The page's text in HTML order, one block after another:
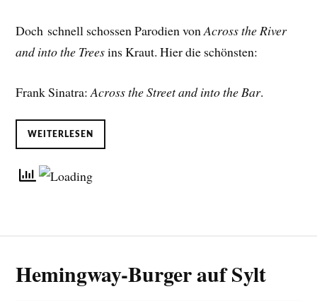
Doch schnell schossen Parodien vonAcross the River
and into the Treesins Kraut. Hier die schönsten:
Frank Sinatra:Across the Street and into the Bar.
WEITERLESEN
Hemingway-Burger auf Sylt